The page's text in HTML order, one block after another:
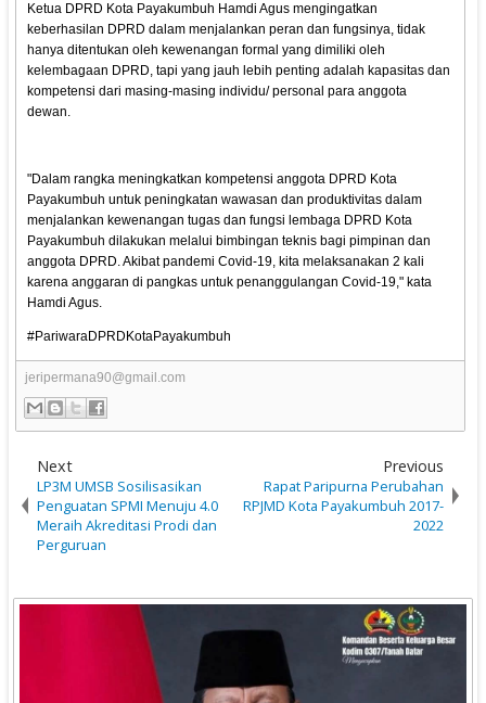
Ketua DPRD Kota Payakumbuh Hamdi Agus mengingatkan
keberhasilan DPRD dalam menjalankan peran dan fungsinya, tidak
hanya ditentukan oleh kewenangan formal yang dimiliki oleh
kelembagaan DPRD, tapi yang jauh lebih penting adalah kapasitas dan
kompetensi dari masing-masing individu/ personal para anggota
dewan.
"Dalam rangka meningkatkan kompetensi anggota DPRD Kota
Payakumbuh untuk peningkatan wawasan dan produktivitas dalam
menjalankan kewenangan tugas dan fungsi lembaga DPRD Kota
Payakumbuh dilakukan melalui bimbingan teknis bagi pimpinan dan
anggota DPRD. Akibat pandemi Covid-19, kita melaksanakan 2 kali
karena anggaran di pangkas untuk penanggulangan Covid-19," kata
Hamdi Agus.
#PariwaraDPRDKotaPayakumbuh
jeripermana90@gmail.com
Next
LP3M UMSB Sosilisasikan
Penguatan SPMI Menuju 4.0
Meraih Akreditasi Prodi dan
Perguruan
Previous
Rapat Paripurna Perubahan
RPJMD Kota Payakumbuh 2017-
2022